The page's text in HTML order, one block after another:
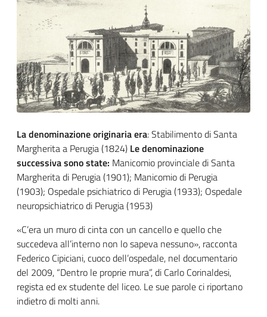
La denominazione originaria era:Stabilimento di Santa
Margherita a Perugia (1824) Le denominazione
successiva sono state: Manicomio provinciale di Santa
Margherita di Perugia (1901); Manicomio di Perugia
(1903); Ospedale psichiatrico di Perugia (1933); Ospedale
neuropsichiatrico di Perugia (1953)
«C’era un muro di cinta con un cancello e quello che
succedeva all’interno non lo sapeva nessuno», racconta
Federico Cipiciani, cuoco dell’ospedale, nel documentario
del 2009, “Dentro le proprie mura”, di Carlo Corinaldesi,
regista ed ex studente del liceo. Le sue parole ci riportano
indietro di molti anni.